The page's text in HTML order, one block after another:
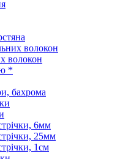
волокон
волокон
*
бахрома
6мм
25мм
1см